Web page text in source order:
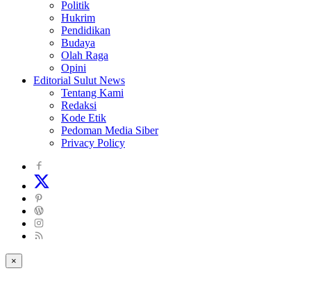
Politik
Hukrim
Pendidikan
Budaya
Olah Raga
Opini
Editorial Sulut News
Tentang Kami
Redaksi
Kode Etik
Pedoman Media Siber
Privacy Policy
×